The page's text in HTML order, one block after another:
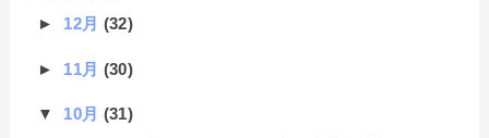
► 12月 (32)
► 11月 (30)
▼ 10月 (31)